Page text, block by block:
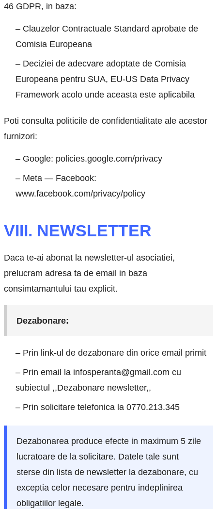
46 GDPR, in baza:
– Clauzelor Contractuale Standard aprobate de
Comisia Europeana
– Deciziei de adecvare adoptate de Comisia
Europeana pentru SUA, EU-US Data Privacy
Framework acolo unde aceasta este aplicabila
Poti consulta politicile de confidentialitate ale acestor
furnizori:
– Google: policies.google.com/privacy
– Meta — Facebook:
www.facebook.com/privacy/policy
VIII. NEWSLETTER
Daca te-ai abonat la newsletter-ul asociatiei,
prelucram adresa ta de email in baza
consimtamantului tau explicit.
Dezabonare:
– Prin link-ul de dezabonare din orice email primit
– Prin email la infosperanta@gmail.com cu
subiectul ,,Dezabonare newsletter,,
– Prin solicitare telefonica la 0770.213.345
Dezabonarea produce efecte in maximum 5 zile
lucratoare de la solicitare. Datele tale sunt
sterse din lista de newsletter la dezabonare, cu
exceptia celor necesare pentru indeplinirea
obligatiilor legale.